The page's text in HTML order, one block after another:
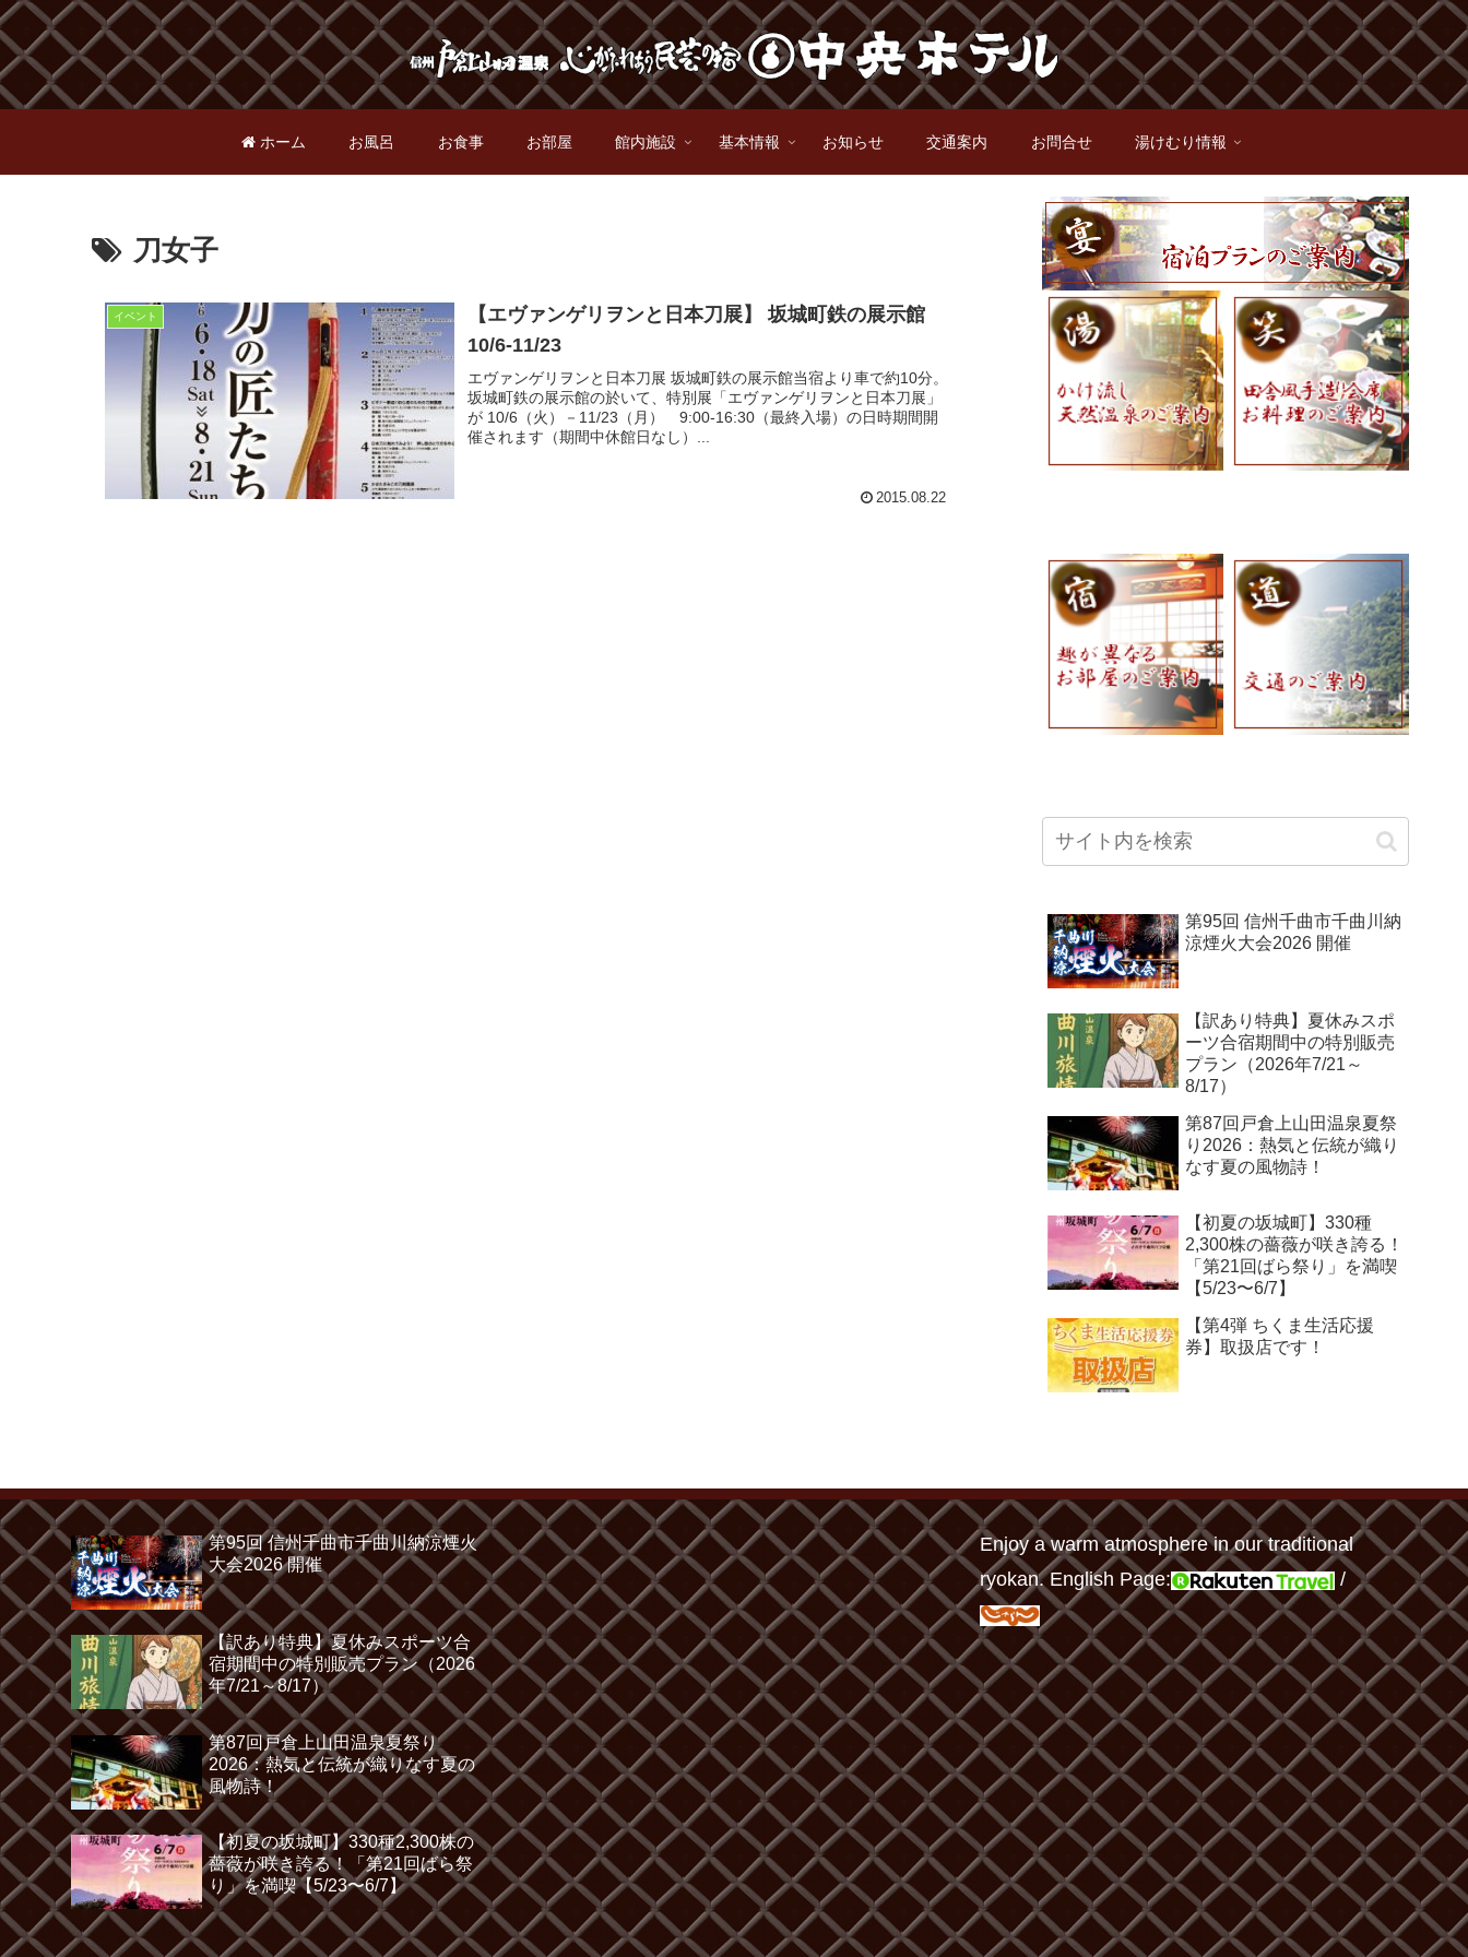
ホーム お風呂 お食事 お部屋 館内施設 基本情報 お知らせ 交通案内 お問合せ 湯けむり情報
刀女子
イベント
【エヴァンゲリヲンと日本刀展】 坂城町鉄の展示館
10/6-11/23
エヴァンゲリヲンと日本刀展 坂城町鉄の展示館当宿より車で約10分。
坂城町鉄の展示館の於いて、特別展「エヴァンゲリヲンと日本刀展」
が 10/6（火）－11/23（月） 9:00-16:30（最終入場）の日時期間開
催されます（期間中休館日なし）...
2015.08.22
第95回 信州千曲市千曲川納
涼煙火大会2026 開催
【訳あり特典】夏休みスポ
ーツ合宿期間中の特別販売
プラン（2026年7/21～
8/17）
第87回戸倉上山田温泉夏祭
り2026：熱気と伝統が織り
なす夏の風物詩！
【初夏の坂城町】330種
2,300株の薔薇が咲き誇る！
「第21回ばら祭り」を満喫
【5/23〜6/7】
【第4弾 ちくま生活応援
券】取扱店です！
第95回 信州千曲市千曲川納涼煙火
大会2026 開催
【訳あり特典】夏休みスポーツ合
宿期間中の特別販売プラン（2026
年7/21～8/17）
第87回戸倉上山田温泉夏祭り
2026：熱気と伝統が織りなす夏の
風物詩！
【初夏の坂城町】330種2,300株の
薔薇が咲き誇る！「第21回ばら祭
り」を満喫【5/23〜6/7】
Enjoy a warm atmosphere in our traditional
ryokan. English Page:
/